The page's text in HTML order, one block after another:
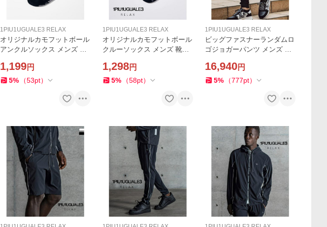
1PIU1UGUALE3 RELAX
オリジナルカモフットボール
アンクルソックス メンズ 靴
ブランド カジュアル スポー
ツ ウノピゥウノウグァーレ
1,199円
5% （53pt）
1PIU1UGUALE3 RELAX
オリジナルカモフットボール
クルーソックス メンズ 靴下
彩 プレゼント カジュアル ス
ポーツ ウノピゥウノウグァ
1,298円
5% （58pt）
1PIU1UGUALE3 RELAX
ビッグファスナーランダムロ
ゴジョガーパンツ メンズ ス
ELAX スリム カジュアル ス
ポーツ ウノピゥウノウグァ
16,940円
5% （777pt）